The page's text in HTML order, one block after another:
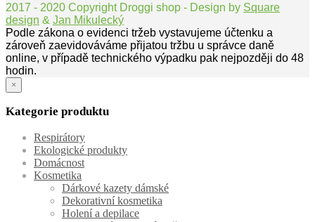
2017 - 2020 Copyright Droggi shop - Design by Square
design & Jan Mikulecký
Podle zákona o evidenci tržeb vystavujeme účtenku a
zároveň zaevidováváme přijatou tržbu u správce daně
online, v případě technického výpadku pak nejpozději do 48
hodin.
×
Kategorie produktu
Respirátory
Ekologické produkty
Domácnost
Kosmetika
Dárkové kazety dámské
Dekorativní kosmetika
Holení a depilace